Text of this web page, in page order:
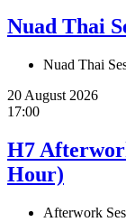
Nuad Thai
Nuad Thai
20 August 2026
17:00
H7
Hour)
Afterwork